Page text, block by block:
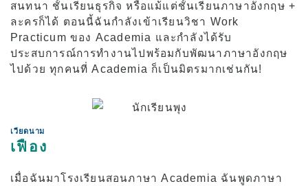
สนทนา ชั้นเรียนธุรกิจ หรือแม้แต่ชั้นเรียนภาษาอังกฤษ +
ละครก็ได้ ตอนนี้ฉันกำลังเข้าเรียนวิชา Work
Practicum ของ Academia และกำลังได้รับ
ประสบการณ์การทำงานไปพร้อมกับพัฒนาภาษาอังกฤษ
ไปด้วย ทุกคนที่ Academia ก็เป็นมิตรมากเช่นกัน!
เวียดนาม
เฟือง
เมื่อฉันมาโรงเรียนสอนภาษา Academia ฉันพูดภาษา